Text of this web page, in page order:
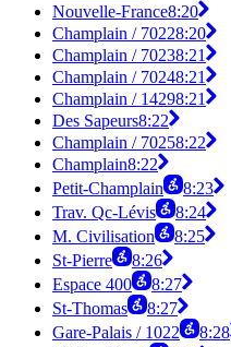
Nouvelle-France8:20
Champlain / 70228:20
Champlain / 70238:21
Champlain / 70248:21
Champlain / 14298:21
Des Sapeurs8:22
Champlain / 70258:22
Champlain8:22
Petit-Champlain
8:23
Trav. Qc-Lévis
8:24
M. Civilisation
8:25
St-Pierre
8:26
Espace 400
8:27
St-Thomas
8:27
Gare-Palais / 1022
8:28